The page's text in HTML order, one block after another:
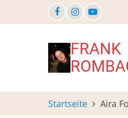
zum
FRANK
Startseite Aira